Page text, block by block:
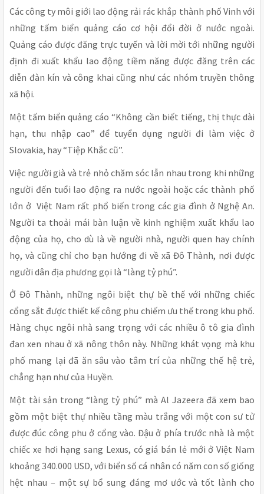
Các công ty môi giới lao động rải rác khắp thành phố Vinh với
những tấm biển quảng cáo cơ hội đổi đời ở nước ngoài.
Quảng cáo được đăng trực tuyến và lời mời tới những người
định đi xuất khẩu lao động tiềm năng được đăng trên các
diễn đàn kín và công khai cũng như các nhóm truyền thông
xã hội.
Một tấm biển quảng cáo “Không cần biết tiếng, thị thực dài
hạn, thu nhập cao” để tuyển dụng người đi làm việc ở
Slovakia, hay “Tiệp Khắc cũ”.
Việc người già và trẻ nhỏ chăm sóc lẫn nhau trong khi những
người đến tuổi lao động ra nước ngoài hoặc các thành phố
lớn ở Việt Nam rất phổ biến trong các gia đình ở Nghệ An.
Người ta thoải mái bàn luận về kinh nghiệm xuất khẩu lao
động của họ, cho dù là về người nhà, người quen hay chính
họ, và cũng chỉ cho bạn hướng đi về xã Đô Thành, nơi được
người dân địa phương gọi là “làng tỷ phú”.
Ở Đô Thành, những ngôi biệt thự bề thế với những chiếc
cổng sắt được thiết kế công phu chiếm ưu thế trong khu phố.
Hàng chục ngôi nhà sang trọng với các nhiều ô tô gia đình
đan xen nhau ở xã nông thôn này. Những khát vọng mà khu
phố mang lại đã ăn sâu vào tâm trí của những thế hệ trẻ,
chẳng hạn như của Huyền.
Một tài sản trong “làng tỷ phú” mà Al Jazeera đã xem bao
gồm một biệt thự nhiều tầng màu trắng với một con sư tử
được đúc công phu ở cổng vào. Đậu ở phía trước nhà là một
chiếc xe hơi hạng sang Lexus, có giá bán lẻ mới ở Việt Nam
khoảng 340.000 USD, với biển số cá nhân có năm con số giống
hệt nhau – một sự bổ sung đáng mơ ước và tốt lành cho